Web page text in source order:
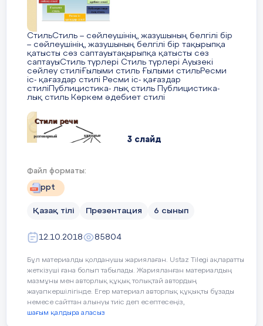
СтильСтиль – сөйлеушінің, жазушының белгілі бір
– сөйлеушінің, жазушының белгілі бір тақырыпқа
қатысты сөз саптауытақырыпқа қатысты сөз
саптауыСтиль түрлері Стиль түрлері Ауызекі
сөйлеу стиліҒылыми стиль Ғылыми стильРесми
іс- қағаздар стилі Ресми іс- қағаздар
стиліПублицистика- лық стиль Публицистика-
лық стиль Көркем әдебиет стилі
3 слайд
Стили речиСтили речи разговорный книжные
научный публицистический официально-
Файл форматы:
ppt
Қазақ тілі Презентация 6 сынып
12.10.2018 85804
Бұл материалды қолданушы жариялаған. Ustaz Tilegi ақпаратты
жеткізуші ғана болып табылады. Жарияланған материалдың
мазмұны мен авторлық құқық толықтай автордың
жауапкершілігінде. Егер материал авторлық құқықты бұзады
немесе сайттан алынуы тиіс деп есептесеңіз,
шағым қалдыра аласыз